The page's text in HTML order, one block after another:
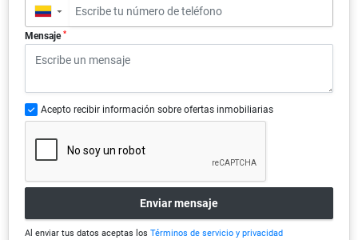
▼
Mensaje *
Acepto recibir información sobre ofertas inmobiliarias
Enviar mensaje
Al enviar tus datos aceptas los Términos de servicio y privacidad